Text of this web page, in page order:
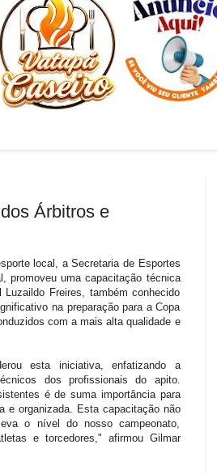
Árbitros e
local, a Secretaria de Esportes
promoveu uma capacitação técnica
Freires, também conhecido
na preparação para a Copa
com a mais alta qualidade e
esta iniciativa, enfatizando a
dos profissionais do apito.
é de suma importância para
e organizada. Esta capacitação não
o nível do nosso campeonato,
e torcedores," afirmou Gilmar